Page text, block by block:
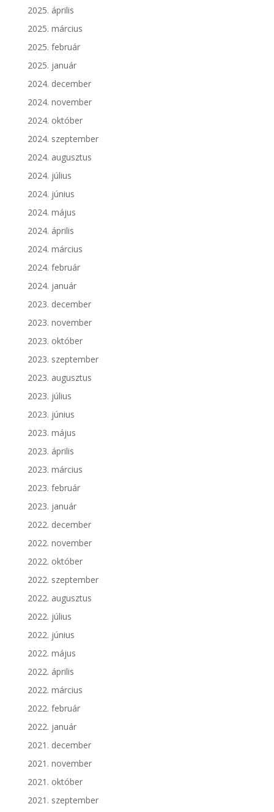
2025. április
2025. március
2025. február
2025. január
2024. december
2024. november
2024. október
2024. szeptember
2024. augusztus
2024. július
2024. június
2024. május
2024. április
2024. március
2024. február
2024. január
2023. december
2023. november
2023. október
2023. szeptember
2023. augusztus
2023. július
2023. június
2023. május
2023. április
2023. március
2023. február
2023. január
2022. december
2022. november
2022. október
2022. szeptember
2022. augusztus
2022. július
2022. június
2022. május
2022. április
2022. március
2022. február
2022. január
2021. december
2021. november
2021. október
2021. szeptember